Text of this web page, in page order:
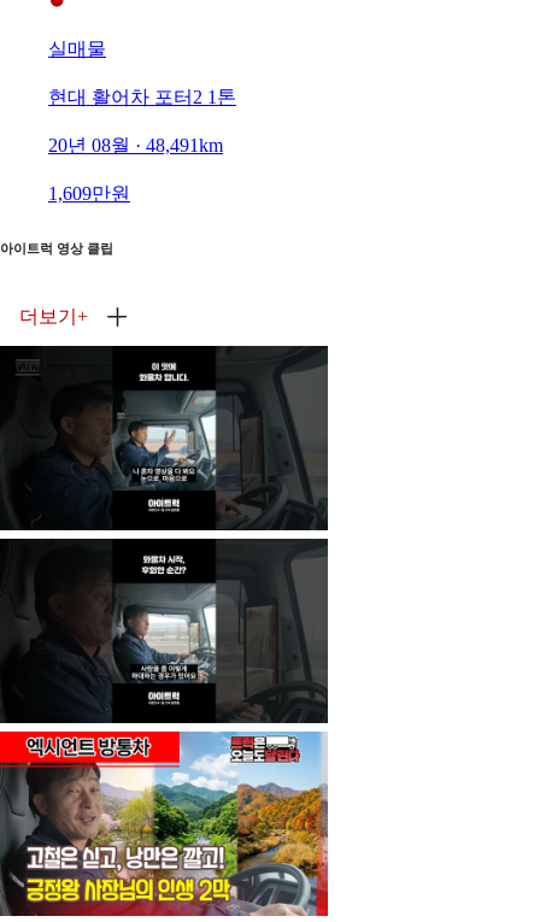
실매물
현대 활어차 포터2 1톤
20년 08월 · 48,491km
1,609만원
아이트럭 영상 클립
더보기 +